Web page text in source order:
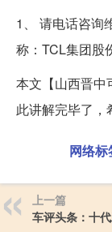
1、 请电话咨询
称：TCL集团股
本文【山西晋中
此讲解完毕了，
网络标
上一篇
车评头条：十